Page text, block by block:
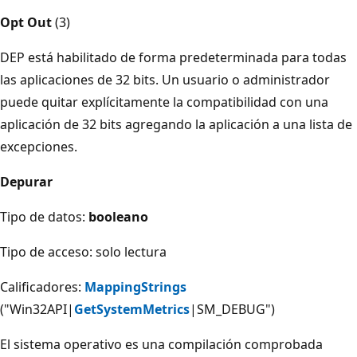
Opt Out(3)
DEP está habilitado de forma predeterminada para todas
las aplicaciones de 32 bits. Un usuario o administrador
puede quitar explícitamente la compatibilidad con una
aplicación de 32 bits agregando la aplicación a una lista de
excepciones.
Depurar
Tipo de datos: booleano
Tipo de acceso: solo lectura
Calificadores: MappingStrings
("Win32API| GetSystemMetrics|SM_DEBUG")
El sistema operativo es una compilación comprobada